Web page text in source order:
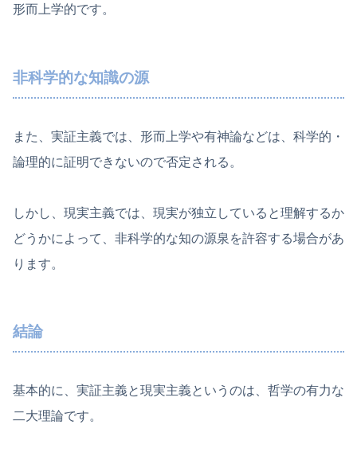
形而上学的です。
非科学的な知識の源
また、実証主義では、形而上学や有神論などは、科学的・
論理的に証明できないので否定される。
しかし、現実主義では、現実が独立していると理解するか
どうかによって、非科学的な知の源泉を許容する場合があ
ります。
結論
基本的に、実証主義と現実主義というのは、哲学の有力な
二大理論です。